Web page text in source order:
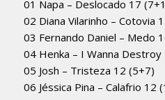
01 Napa – Deslocado 17
02 Diana Vilarinho – Cotovia
03 Fernando Daniel – Medo
04 Henka – I Wanna
05 Josh – Tristeza 12 (5+7)
06 Jéssica Pina – Calafrio 12